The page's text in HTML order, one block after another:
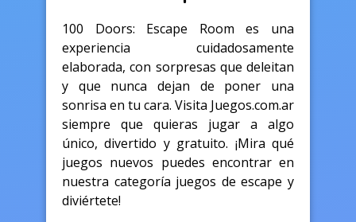
100 Doors: Escape Room es una
experiencia cuidadosamente
elaborada, con sorpresas que deleitan
y que nunca dejan de poner una
sonrisa en tu cara. Visita Juegos.com.ar
siempre que quieras jugar a algo
único, divertido y gratuito. ¡Mira qué
juegos nuevos puedes encontrar en
nuestra categoría juegos de escape y
diviértete!